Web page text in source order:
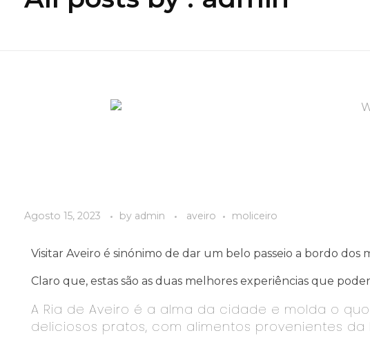
Agosto 15, 2023 by admin aveiro moliceiro
Visitar Aveiro é sinónimo de dar um belo passeio a bordo dos
Claro que, estas são as duas melhores experiências que
A Ria de Aveiro é a alma da cidade e molda o
deliciosos pratos, com alimentos provenientes da